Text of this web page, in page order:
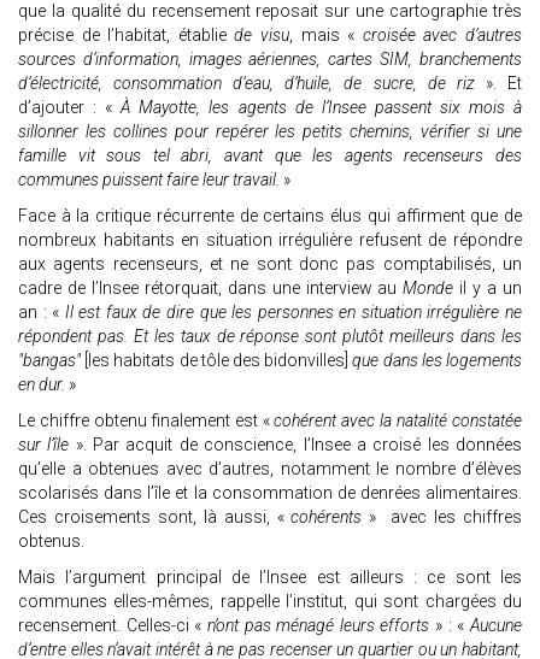
que la qualité du recensement reposait sur une cartographie très
précise de l’habitat, établiede visu, mais « croisée avec d’autres
sources d’information, images aériennes, cartes SIM, branchements
d’électricité, consommation d’eau, d’huile, de sucre, de riz ». Et
d’ajouter : «À Mayotte, les agents de l’Insee passent six mois à
sillonner les collines pour repérer les petits chemins, vérifier si une
famille vit sous tel abri, avant que les agents recenseurs des
communes puissent faire leur travail. »
Face à la critique récurrente de certains élus qui affirment que de
nombreux habitants en situation irrégulière refusent de répondre
aux agents recenseurs, et ne sont donc pas comptabilisés, un
cadre de l’Insee rétorquait, dans une interview auMonde il y a un
an : « Il est faux de dire que les personnes en situation irrégulière ne
répondent pas. Et les taux de réponse sont plutôt meilleurs dans les
"bangas"[les habitats de tôle des bidonvilles] que dans les logements
en dur. »
Le chiffre obtenu finalement est «cohérent avec la natalité constatée
sur l’île ». Par acquit de conscience, l’Insee a croisé les données
qu’elle a obtenues avec d’autres, notamment le nombre d’élèves
scolarisés dans l’île et la consommation de denrées alimentaires.
Ces croisements sont, là aussi, «cohérents » avec les chiffres
obtenus.
Mais l’argument principal de l’Insee est ailleurs : ce sont les
communes elles-mêmes, rappelle l’institut, qui sont chargées du
recensement. Celles-ci « n’ont pas ménagé leurs efforts » : «Aucune
d’entre elles n’avait intérêt à ne pas recenser un quartier ou un habitant,